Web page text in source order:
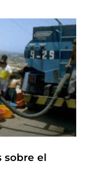
sobre el